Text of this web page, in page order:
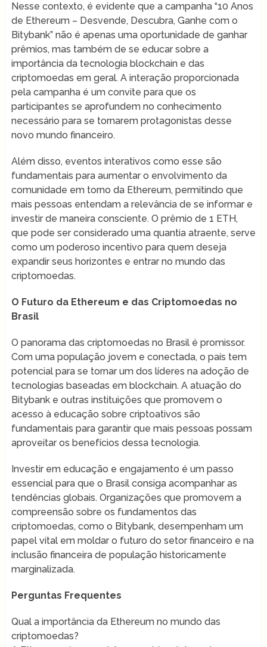
Nesse contexto, é evidente que a campanha “10 Anos
de Ethereum – Desvende, Descubra, Ganhe com o
Bitybank” não é apenas uma oportunidade de ganhar
prêmios, mas também de se educar sobre a
importância da tecnologia blockchain e das
criptomoedas em geral. A interação proporcionada
pela campanha é um convite para que os
participantes se aprofundem no conhecimento
necessário para se tornarem protagonistas desse
novo mundo financeiro.
Além disso, eventos interativos como esse são
fundamentais para aumentar o envolvimento da
comunidade em torno da Ethereum, permitindo que
mais pessoas entendam a relevância de se informar e
investir de maneira consciente. O prêmio de 1 ETH,
que pode ser considerado uma quantia atraente, serve
como um poderoso incentivo para quem deseja
expandir seus horizontes e entrar no mundo das
criptomoedas.
O Futuro da Ethereum e das Criptomoedas no
Brasil
O panorama das criptomoedas no Brasil é promissor.
Com uma população jovem e conectada, o país tem
potencial para se tornar um dos líderes na adoção de
tecnologias baseadas em blockchain. A atuação do
Bitybank e outras instituições que promovem o
acesso à educação sobre criptoativos são
fundamentais para garantir que mais pessoas possam
aproveitar os benefícios dessa tecnologia.
Investir em educação e engajamento é um passo
essencial para que o Brasil consiga acompanhar as
tendências globais. Organizações que promovem a
compreensão sobre os fundamentos das
criptomoedas, como o Bitybank, desempenham um
papel vital em moldar o futuro do setor financeiro e na
inclusão financeira de população historicamente
marginalizada.
Perguntas Frequentes
Qual a importância da Ethereum no mundo das
criptomoedas?